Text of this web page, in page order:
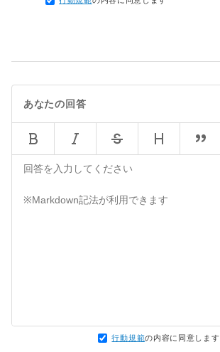
あなたの回答
行動規範の内容に同意します